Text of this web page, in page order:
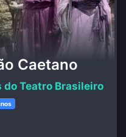
Caetano
do Teatro Brasileiro